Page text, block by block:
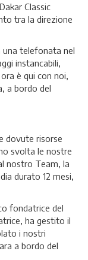
Classic
tra la direzione
telefonata nel
instancabili,
è qui con noi,
a bordo del
dovute risorse
svolta le nostre
nostro Team, la
durato 12 mesi,
fondatrice del
ha gestito il
i nostri
a bordo del